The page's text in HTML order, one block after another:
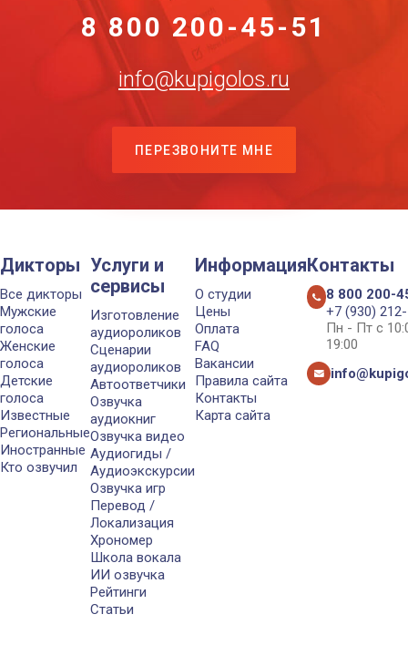
8 800 200-45-51
info@kupigolos.ru
ПЕРЕЗВОНИТЕ МНЕ
Дикторы
Все дикторы
Мужские
голоса
Женские
голоса
Детские
голоса
Известные
Региональные
Иностранные
Кто озвучил
Услуги и
сервисы
Изготовление
аудиороликов
Сценарии
аудиороликов
Автоответчики
Озвучка
аудиокниг
Озвучка видео
Аудиогиды /
Аудиоэкскурсии
Озвучка игр
Перевод /
Локализация
Хрономер
Школа вокала
ИИ озвучка
Рейтинги
Статьи
Информация
О студии
Цены
Оплата
FAQ
Вакансии
Правила сайта
Контакты
Карта сайта
Контакты
8 800 200-
+7 (930)
Пн - Пт с
19:00